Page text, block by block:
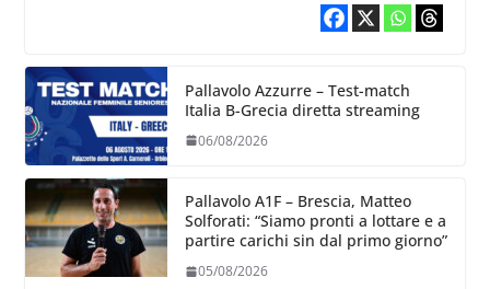
Pallavolo Azzurre – Test-match
Italia B-Grecia diretta streaming
06/08/2026
Pallavolo A1F – Brescia, Matteo
Solforati: “Siamo pronti a lottare e a
partire carichi sin dal primo giorno”
05/08/2026